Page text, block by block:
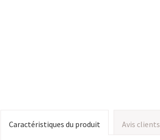
Caractéristiques du produit Avis clients